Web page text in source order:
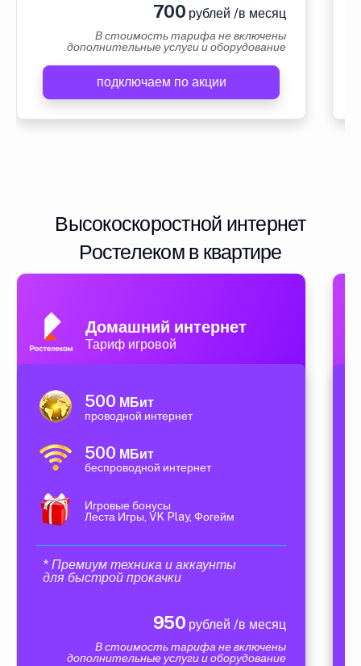
700 рублей /в месяц
В стоимость тарифа не включены
дополнительные услуги и оборудование
подключаем по акции
Высокоскоростной интернет
Ростелеком в квартире
Домашний интернет
Тариф игровой
500 МБит
проводной интернет
500 МБит
беспроводной интернет
Игровые бонусы
Леста Игры, VK Play, Фогейм
* Премиум техника и аккаунты
для быстрой прокачки
950 рублей /в месяц
В стоимость тарифа не включены
дополнительные услуги и оборудование